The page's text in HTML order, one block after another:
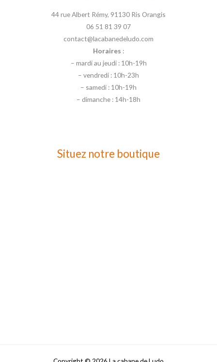
44 rue Albert Rémy, 91130 Ris Orangis
06 51 81 39 07
contact@lacabanedeludo.com
Horaires :
– mardi au jeudi : 10h-19h
– vendredi : 10h-23h
– samedi : 10h-19h
– dimanche : 14h-18h
Situez notre boutique